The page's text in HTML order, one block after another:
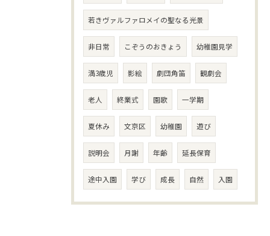
若きヴァルファロメイの聖なる光景
非日常 こぞうのおきょう 幼稚園見学
満3歳児 影絵 劇団角笛 観劇会
老人 終業式 園歌 一学期
夏休み 文京区 幼稚園 遊び
説明会 月謝 年齢 延長保育
途中入園 学び 成長 自然 入園